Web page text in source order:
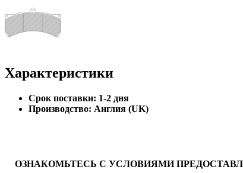
Характеристики
Cрок поставки: 1-2 дня
Производство: Англия (UK)
ОЗНАКОМЬТЕСЬ С УСЛОВИЯМИ